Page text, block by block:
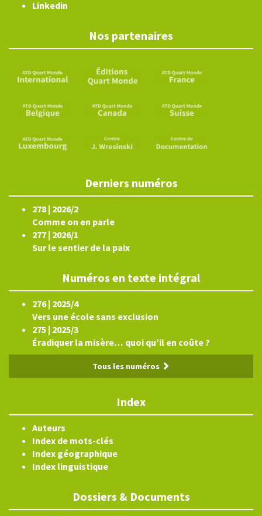
Linkedin
Nos partenaires
Derniers numéros
278 | 2026/2
Comme on en parle
277 | 2026/1
Sur le sentier de la paix
Numéros en texte intégral
276 | 2025/4
Vers une école sans exclusion
275 | 2025/3
Éradiquer la misère… quoi qu’il en coûte ?
Tous les numéros
Index
Auteurs
Index de mots-clés
Index géographique
Index linguistique
Dossiers & Documents